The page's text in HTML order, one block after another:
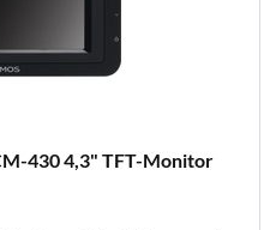
430 4,3" TFT-Monitor